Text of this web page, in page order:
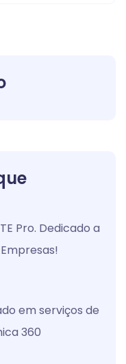
Pro. Dedicado a
em serviços de
360